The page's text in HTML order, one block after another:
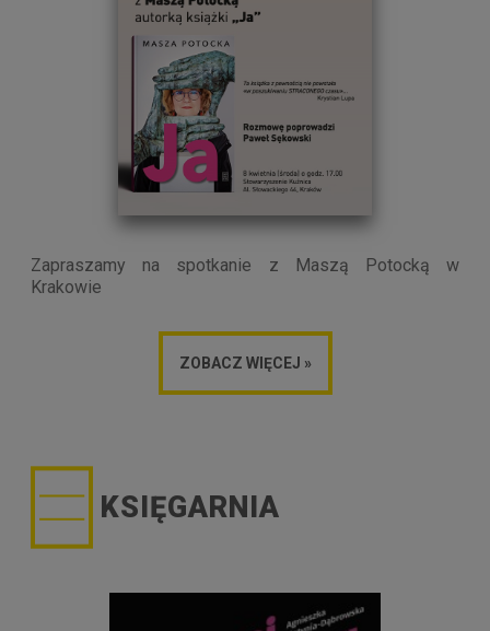
Zapraszamy na spotkanie z Maszą Potocką w
Krakowie
ZOBACZ WIĘCEJ »
KSIĘGARNIA